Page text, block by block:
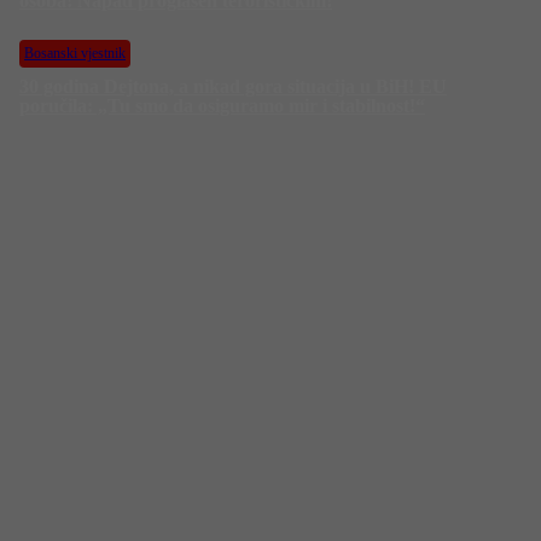
Bosanski vjestnik